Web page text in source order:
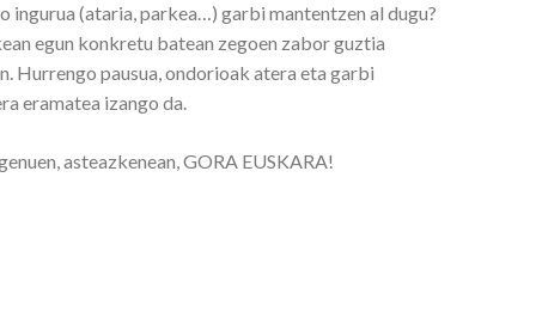
(ataria, parkea…) garbi mantentzen al dugu?
egun konkretu batean zegoen zabor guztia
Hurrengo pausua, ondorioak atera eta garbi
eramatea izango da.
asteazkenean, GORA EUSKARA!